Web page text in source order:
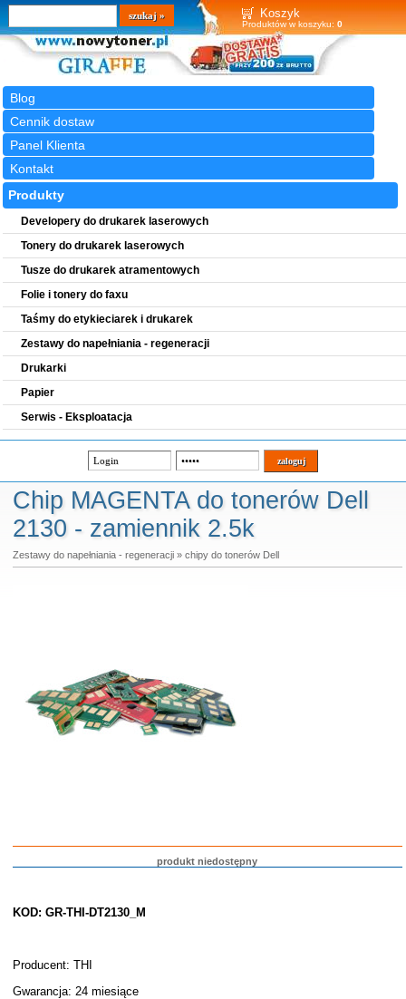
Koszyk
Produktów w koszyku: 0
Blog
Cennik dostaw
Panel Klienta
Kontakt
Wyszukiwarka
szukaj
Produkty
Developery do drukarek laserowych
Tonery do drukarek laserowych
Tusze do drukarek atramentowych
Folie i tonery do faxu
Taśmy do etykieciarek i drukarek
Zestawy do napełniania - regeneracji
Drukarki
Papier
Serwis - Eksploatacja
Chip MAGENTA do tonerów Dell
2130 - zamiennik 2.5k
Zestawy do napełniania - regeneracji» chipy do tonerów Dell
produkt niedostępny
KOD: GR-THI-DT2130_M
Producent: THI
Gwarancja: 24 miesiące